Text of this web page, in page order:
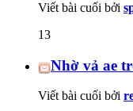
Viết bài cuối bởi
13
Nhờ vả ae
Viết bài cuối bởi